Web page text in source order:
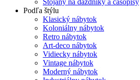
Stojany na dáždniky a časopisy
Podľa štýlu
Klasický nábytok
Koloniálny nábytok
Retro nábytok
Art-deco nábytok
Vidiecky nábytok
Vintage nábytok
Moderný nábytok